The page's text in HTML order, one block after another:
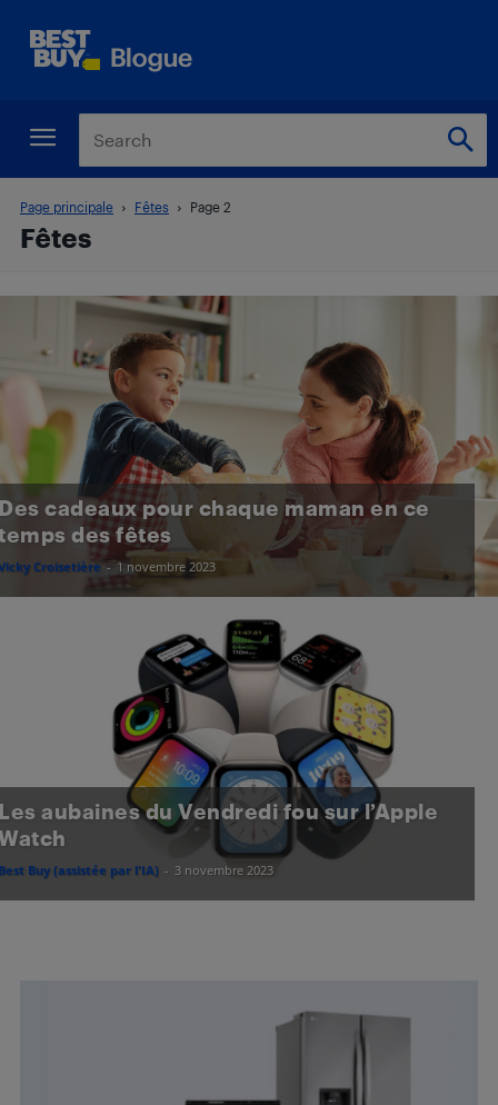
Page principale Fêtes Page 2
Fêtes
cadeaux pour chaque maman en ce
des fêtes
Croisetière - 1 novembre 2023
aubaines du Vendredi fou sur l’Apple
Buy (assistée par l'IA) - 3 novembre 2023